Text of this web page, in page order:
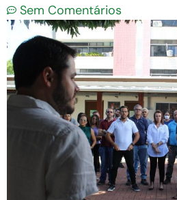
Sem Comentários